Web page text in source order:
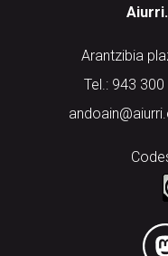
Arantzibia
Tel.: 943